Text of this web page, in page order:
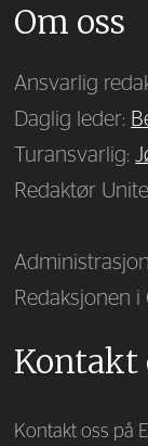
Om oss
Ansvarlig
Daglig leder:
Turansvarlig:
Redaktør
Redaksjonen
Kontakt
Kontakt oss på